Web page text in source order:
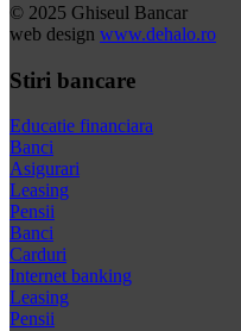
© 2025 Ghiseul Bancar
web design www.dehalo.ro
Stiri bancare
Educatie financiara
Banci
Asigurari
Leasing
Pensii
Banci
Carduri
Internet banking
Leasing
Pensii